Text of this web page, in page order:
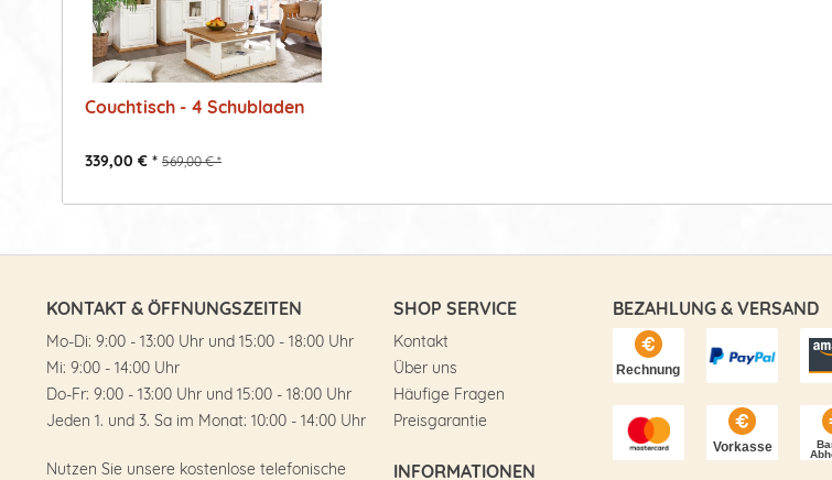
Couchtisch - 4 Schubladen
339,00 € * 569,00 € *
KONTAKT & ÖFFNUNGSZEITEN
Mo-Di: 9:00 - 13:00 Uhr und 15:00 - 18:00 Uhr
Mi: 9:00 - 14:00 Uhr
Do-Fr: 9:00 - 13:00 Uhr und 15:00 - 18:00 Uhr
Jeden 1. und 3. Sa im Monat: 10:00 - 14:00 Uhr
Nutzen Sie unsere kostenlose telefonische
SHOP SERVICE
Kontakt
Über uns
Häufige Fragen
Preisgarantie
INFORMATIONEN
BEZAHLUNG & VERSAND